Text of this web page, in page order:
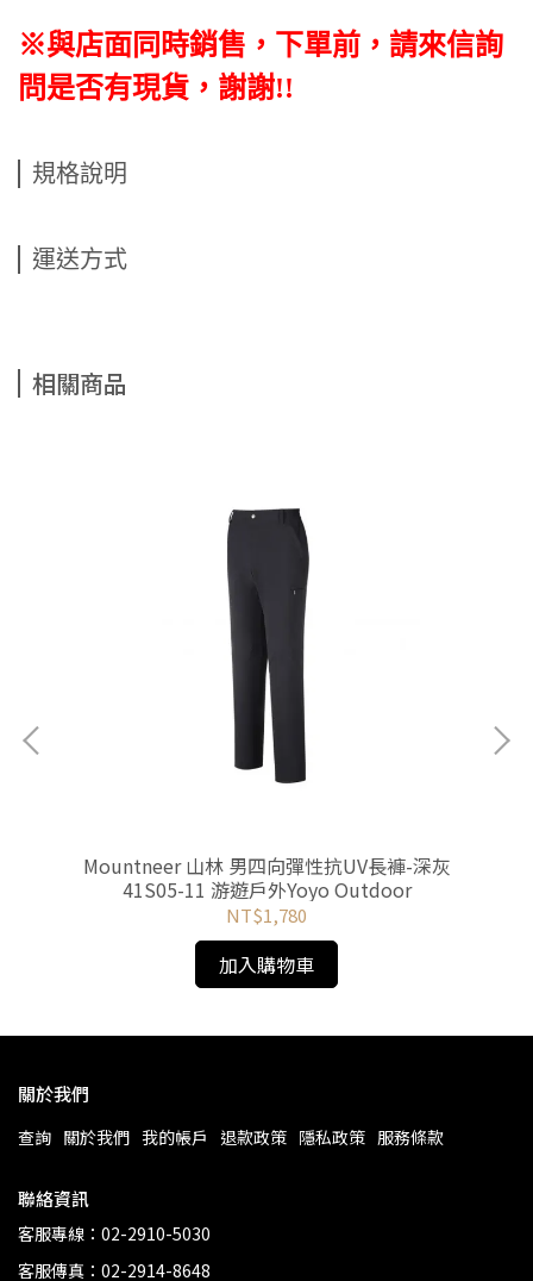
※與店面同時銷售，下單前，請來信詢
問是否有現貨，謝謝!!
規格說明
運送方式
相關商品
Mountneer 山林 男四向彈性抗UV長褲-深灰
41S05-11 游遊戶外Yoyo Outdoor
NT$1,780
加入購物車
關於我們
查詢 關於我們 我的帳戶 退款政策 隱私政策 服務條款
聯絡資訊
客服專線：02-2910-5030
客服傳真：02-2914-8648